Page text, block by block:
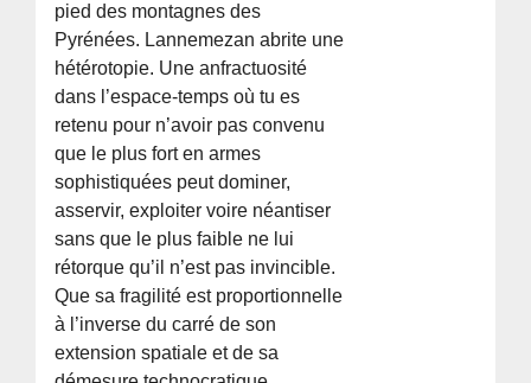
pied des montagnes des
Pyrénées. Lannemezan abrite une
hétérotopie. Une anfractuosité
dans l’espace-temps où tu es
retenu pour n’avoir pas convenu
que le plus fort en armes
sophistiquées peut dominer,
asservir, exploiter voire néantiser
sans que le plus faible ne lui
rétorque qu’il n’est pas invincible.
Que sa fragilité est proportionnelle
à l’inverse du carré de son
extension spatiale et de sa